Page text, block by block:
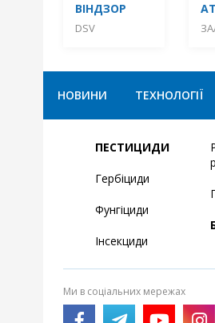
ВІНДЗОР
DSV
НОВИНИ ТЕХНОЛОГІЇ
ПЕСТИЦИДИ
Гербіциди
Фунгіциди
Інсекциди
Ми в соціальних мережах